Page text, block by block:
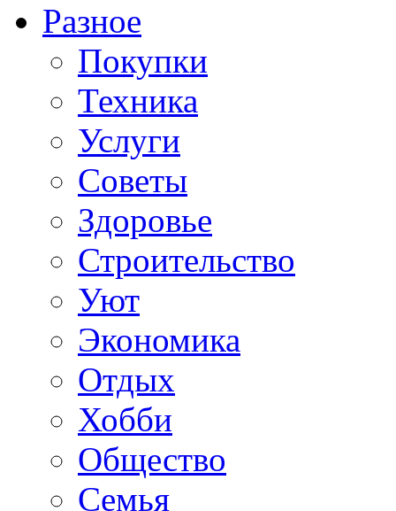
Разное
Покупки
Техника
Услуги
Советы
Здоровье
Строительство
Уют
Экономика
Отдых
Хобби
Общество
Семья